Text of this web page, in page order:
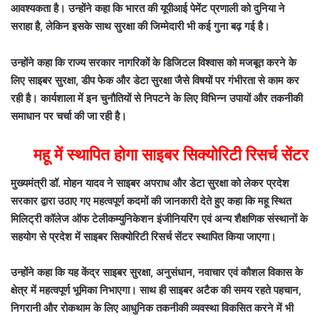
आवश्यकता है। उन्होंने कहा कि भारत की यूपीआई पेमेंट प्रणाली को दुनिया ने
सराहा है, लेकिन इसके साथ सुरक्षा की जिम्मेदारी भी कई गुना बढ़ गई है।
उन्होंने कहा कि राज्य सरकार नागरिकों के डिजिटल विश्वास को मजबूत करने के
लिए साइबर सुरक्षा, डीप फेक और डेटा सुरक्षा जैसे विषयों पर गंभीरता से काम कर
रही है। कार्यशाला में इन चुनौतियों से निपटने के लिए विभिन्न उपायों और तकनीकी
समाधान पर चर्चा की जा रही है।
महू में स्थापित होगा साइबर सिक्योरिटी रिसर्च सेंटर
मुख्यमंत्री डॉ. मोहन यादव ने साइबर अपराध और डेटा सुरक्षा को लेकर प्रदेश
सरकार द्वारा उठाए गए महत्वपूर्ण कदमों की जानकारी देते हुए कहा कि महू स्थित
मिलिट्री कॉलेज ऑफ टेलीकम्युनिकेशन इंजीनियरिंग एवं अन्य शैक्षणिक संस्थानों के
सहयोग से प्रदेश में साइबर सिक्योरिटी रिसर्च सेंटर स्थापित किया जाएगा।
उन्होंने कहा कि यह केंद्र साइबर सुरक्षा, अनुसंधान, नवाचार एवं कौशल विकास के
क्षेत्र में महत्वपूर्ण भूमिका निभाएगा। साथ ही साइबर अटैक की समय रहते पहचान,
निगरानी और रोकथाम के लिए आधुनिक तकनीकी व्यवस्था विकसित करने में भी